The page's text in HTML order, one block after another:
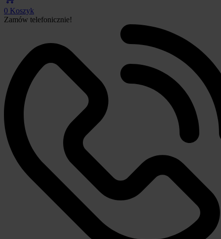
0 Koszyk
Zamów telefonicznie!